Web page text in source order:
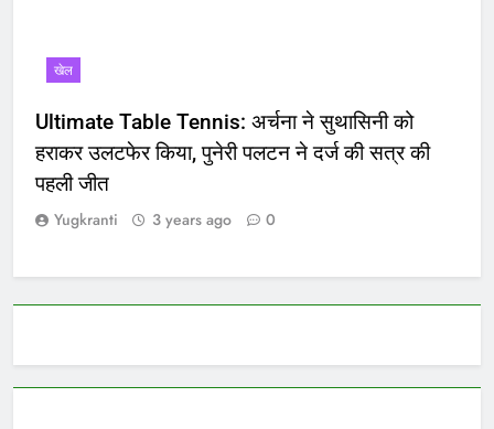
खेल
Ultimate Table Tennis: अर्चना ने सुथासिनी को
हराकर उलटफेर किया, पुनेरी पलटन ने दर्ज की सत्र की
पहली जीत
Yugkranti 3 years ago 0